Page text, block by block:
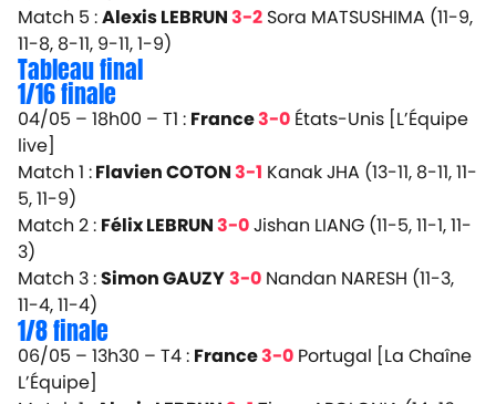
Match 5 :Alexis LEBRUN3-2 Sora MATSUSHIMA (11-9,
11-8, 8-11, 9-11, 1-9)
Tableau final
1/16 finale
04/05 – 18h00 – T1 : France3-0 États-Unis [L’Équipe
live]
Match 1 :Flavien COTON3-1 Kanak JHA (13-11, 8-11, 11-
5, 11-9)
Match 2 : Félix LEBRUN3-0Jishan LIANG (11-5, 11-1, 11-
3)
Match 3 :Simon GAUZY3-0 Nandan NARESH (11-3,
11-4, 11-4)
1/8 finale
06/05 – 13h30 – T4 : France3-0 Portugal [La Chaîne
L’Équipe]